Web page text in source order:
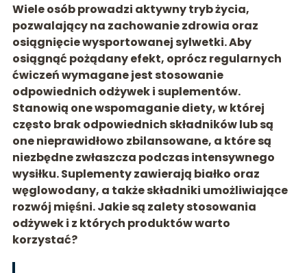
Wiele osób prowadzi aktywny tryb życia,
pozwalający na zachowanie zdrowia oraz
osiągnięcie wysportowanej sylwetki. Aby
osiągnąć pożądany efekt, oprócz regularnych
ćwiczeń wymagane jest stosowanie
odpowiednich odżywek i suplementów.
Stanowią one wspomaganie diety, w której
często brak odpowiednich składników lub są
one nieprawidłowo zbilansowane, a które są
niezbędne zwłaszcza podczas intensywnego
wysiłku. Suplementy zawierają białko oraz
węglowodany, a także składniki umożliwiające
rozwój mięśni. Jakie są zalety stosowania
odżywek i z których produktów warto
korzystać?